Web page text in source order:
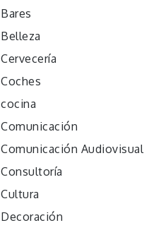
Bares
Belleza
Cervecería
Coches
cocina
Comunicación
Comunicación Audiovisual
Consultoría
Cultura
Decoración